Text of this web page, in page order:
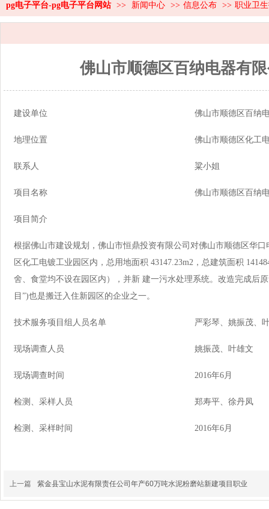
pg电子平台-pg电子平台网站 >> 新闻中心 >> 信息公布 >> 职业卫
佛山市顺德区百纳电器有
建设单位 佛山市顺德区百纳
地理位置 佛山市顺德区化工
联系人 粱小姐
项目名称 佛山市顺德区百纳
项目简介
根据佛山市建设规划，佛山市恒鼎投资有限公司对佛山市顺德区华
区化工电镀工业园区内，总用地面积 43147.23m2，总建筑面积
舍、食堂均不设在园区内），并新 建一污水处理系统。改造完成后
目”)也是搬迁入住新园区的企业之一。
技术服务项目组人员名单 严彩琴、姚振茂、
现场调查人员 姚振茂、叶雄文
现场调查时间 2016年6月
检测、采样人员 郑寿平、徐丹凤
检测、采样时间 2016年6月
上一篇 紫金县宝山水泥有限责任公司年产60万吨水泥粉磨站新建项目职业